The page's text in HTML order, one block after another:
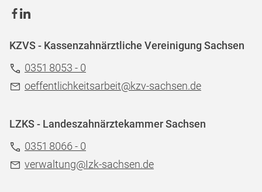
KZVS - Kassenzahnärztliche Vereinigung Sachsen
0351 8053 - 0
oeffentlichkeitsarbeit@kzv-sachsen.de
LZKS - Landeszahnärztekammer Sachsen
0351 8066 - 0
verwaltung@Izk-sachsen.de